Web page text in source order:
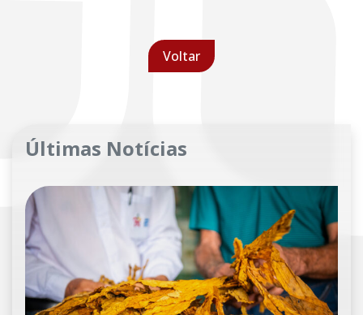
Voltar
Últimas Notícias